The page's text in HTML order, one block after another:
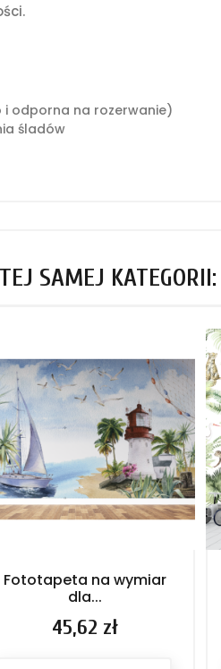
odporna na rozerwanie)
śladów
SAMEJ KATEGORII:
Fototapeta na wymiar
dla...
Cena
45,62 zł